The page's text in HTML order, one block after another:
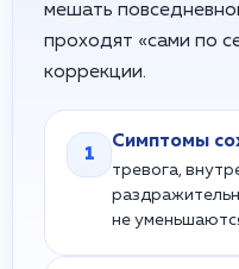
мешать
проходят «сами по
коррекции.
1
Симптомы
тревога,
не